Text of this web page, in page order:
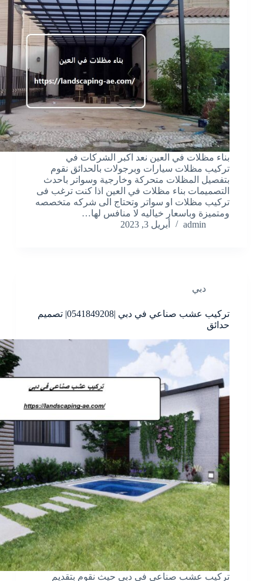
بناء مظلات في العين نعد اكبر الشركات في
تركيب مظلات سيارات وبرجولات بالحدائق نقوم
بتفصيل المظلات متحركة وخارجية وسواتر باحدث
التصميمات بناء مظلات في العين اذا كنت ترغب فى
تركيب مظلات او سواتر وتحتاج الى شركه متخصصه
ومتميزة وباسعار خياليه لا منافس لها…
admin
أبريل 3, 2023
دبي
تركيب عشب صناعي في دبي |0541849208| تصميم
حدائق
تركيب عشب صناعي في دبي حيث نقوم بتقديم